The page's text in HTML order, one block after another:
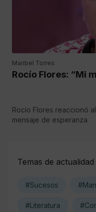
Maribel Torres
Rocío Flores: “Mi
Rocío Flores reaccionó
mensaje de esperanza
Temas de actualidad
#Sucesos
#Literatura